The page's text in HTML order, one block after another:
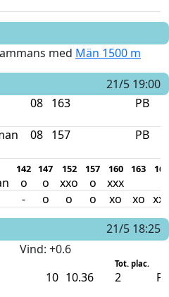
med Män 1500 m
21/5 19:00
08 163 PB
08 157 PB
142 147 152 157 160 163 166
o o xxo o
xxx
- o o o xo xo xxx
21/5 18:25
Vind: +0.6
Tot. plac.
10 10.36 2